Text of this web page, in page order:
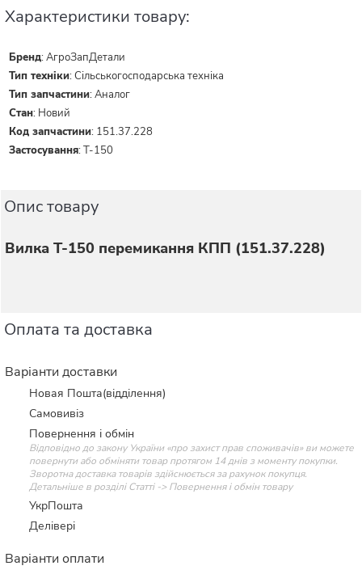
Характеристики товару:
Бренд:АгроЗапДетали
Тип техніки:Сільськогосподарська техніка
Тип запчастини:Аналог
Стан: Новий
Код запчастини: 151.37.228
Застосування:Т-150
Опис товару
Вилка Т-150 перемикання КПП (151.37.228)
Оплата та доставка
Варіанти доставки
Новая Пошта(відділення)
Самовивіз
Повернення і обмін
Відповідно до закону України «про захист прав споживачів» ви можете
повернути або обміняти товар протягом 14 днів з моменту покупки.
Зворотна доставка товарів здійснюється за рахунок покупця.
Детальніше в розділі Статті -> Повернення і обмін товару
УкрПошта
Делівері
Варіанти оплати